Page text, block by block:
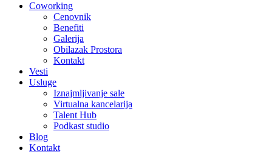
Coworking
Cenovnik
Benefiti
Galerija
Obilazak Prostora
Kontakt
Vesti
Usluge
Iznajmljivanje sale
Virtualna kancelarija
Talent Hub
Podkast studio
Blog
Kontakt